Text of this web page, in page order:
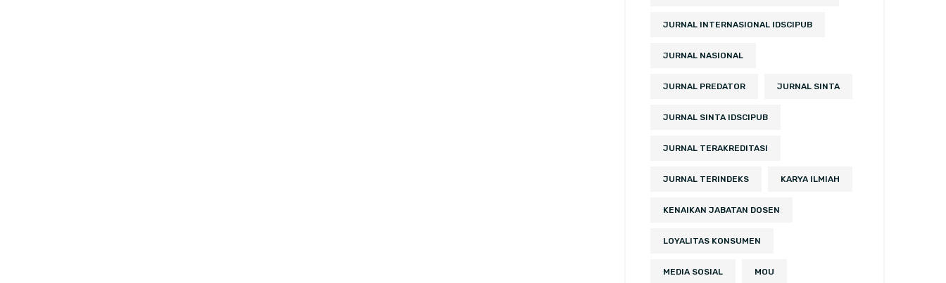
JURNAL INTERNASIONAL IDSCIPUB
JURNAL NASIONAL
JURNAL PREDATOR JURNAL SINTA
JURNAL SINTA IDSCIPUB
JURNAL TERAKREDITASI
JURNAL TERINDEKS KARYA ILMIAH
KENAIKAN JABATAN DOSEN
LOYALITAS KONSUMEN
MEDIA SOSIAL MOU